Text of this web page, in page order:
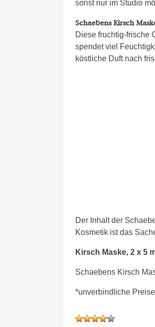
sonst nur im Studio
Schaebens Kirsch
Diese fruchtig-frische
spendet viel
köstliche Duft nach
Der Inhalt der
Kosmetik ist das
Kirsch Maske, 2 x 5
Schaebens Kirsch
*unverbindliche